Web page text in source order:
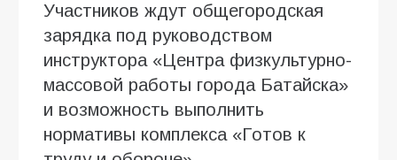
Участников ждут общегородская
зарядка под руководством
инструктора «Центра физкультурно-
массовой работы города Батайска»
и возможность выполнить
нормативы комплекса «Готов к